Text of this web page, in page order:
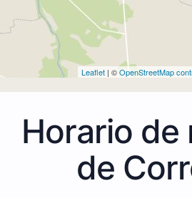
Leaflet | ©OpenStreetMap
Horario de
de